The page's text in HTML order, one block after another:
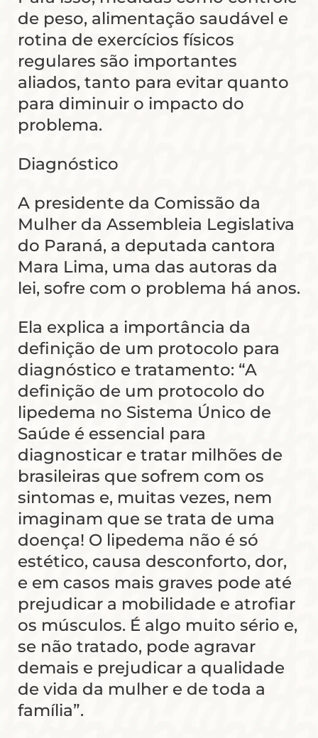
de peso, alimentação saudável e
rotina de exercícios físicos
regulares são importantes
aliados, tanto para evitar quanto
para diminuir o impacto do
problema.
Diagnóstico
A presidente da Comissão da
Mulher da Assembleia Legislativa
do Paraná, a deputada cantora
Mara Lima, uma das autoras da
lei, sofre com o problema há anos.
Ela explica a importância da
definição de um protocolo para
diagnóstico e tratamento: “A
definição de um protocolo do
lipedema no Sistema Único de
Saúde é essencial para
diagnosticar e tratar milhões de
brasileiras que sofrem com os
sintomas e, muitas vezes, nem
imaginam que se trata de uma
doença! O lipedema não é só
estético, causa desconforto, dor,
e em casos mais graves pode até
prejudicar a mobilidade e atrofiar
os músculos. É algo muito sério e,
se não tratado, pode agravar
demais e prejudicar a qualidade
de vida da mulher e de toda a
família”.